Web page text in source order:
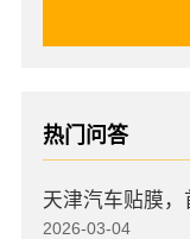
热门问答
2026-03-04